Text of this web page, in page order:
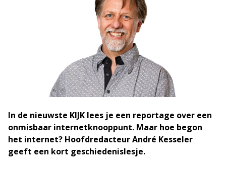
In de nieuwste KIJK lees je een reportage over een
onmisbaar internetknooppunt. Maar hoe begon
het internet? Hoofdredacteur André Kesseler
geeft een kort geschiedenislesje.